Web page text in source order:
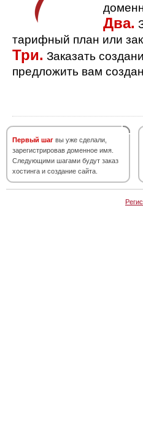
Два.
тарифный план или
Три. Заказать
предложить вам
Первый шаг вы уже сделали,
зарегистрировав доменное имя.
Следующими шагами будут заказ
хостинга и создание сайта.